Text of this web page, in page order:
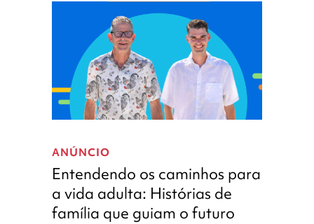
caminhos
para
a
vida
ANÚNCIO
Entendendo os caminhos para
a vida adulta: Histórias de
família que guiam o futuro